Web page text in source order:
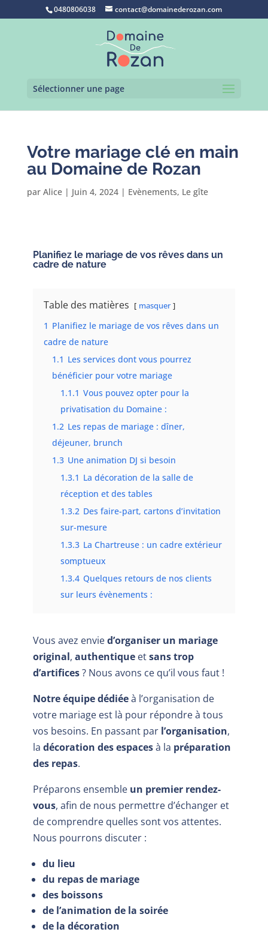
0480806038 contact@domainederozan.com
Sélectionner une page
Votre mariage clé en main
au Domaine de Rozan
par Alice| Juin 4, 2024| Evènements, Le gîte
Planifiez le mariage de vos rêves dans un
cadre de nature
Table des matières masquer
1 Planifiez le mariage de vos rêves dans un
cadre de nature
1.1 Les services dont vous pourrez
bénéficier pour votre mariage
1.1.1 Vous pouvez opter pour la
privatisation du Domaine :
1.2 Les repas de mariage : dîner,
déjeuner, brunch
1.3 Une animation DJ si besoin
1.3.1 La décoration de la salle de
réception et des tables
1.3.2 Des faire-part, cartons d’invitation
sur-mesure
1.3.3 La Chartreuse : un cadre extérieur
somptueux
1.3.4 Quelques retours de nos clients
sur leurs évènements :
Vous avez envied’organiser un mariage
original, authentiqueetsans trop
d’artifices? Nous avons ce qu’il vous faut !
Notre équipe dédiéeà l’organisation de
votre mariage est là pour répondre à tous
vos besoins. En passant par l’organisation,
la décoration des espacesà la préparation
des repas.
Préparons ensemble un premier rendez-
vous, afin de nous permettre d’échanger et
de comprendre quelles sont vos attentes.
Nous pourrons discuter :
du lieu
du repas de mariage
des boissons
de l’animation de la soirée
de la décoration